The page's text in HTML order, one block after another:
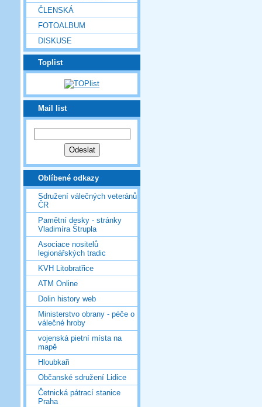
ČLENSKÁ
FOTOALBUM
DISKUSE
Toplist
Mail list
Oblíbené odkazy
Sdružení válečných veteránů
ČR
Pamětní desky - stránky
Vladimíra Štrupla
Asociace nositelů
legionářských tradic
KVH Litobratřice
ATM Online
Dolin history web
Ministerstvo obrany - péče o
válečné hroby
vojenská pietní místa na
mapě
Hloubkaři
Občanské sdružení Lidice
Četnická pátrací stanice
Praha